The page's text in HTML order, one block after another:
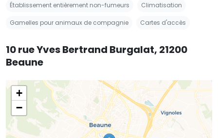
Établissement entièrement non-fumeurs Climatisation
Gamelles pour animaux de compagnie Cartes d'accès
10 rue Yves Bertrand Burgalat, 21200
Beaune
+
−